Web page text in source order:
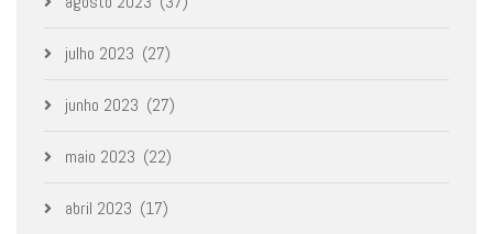
julho 2023 (27)
junho 2023 (27)
maio 2023 (22)
abril 2023 (17)